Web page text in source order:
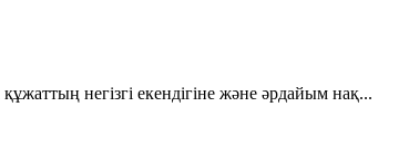
негізгі екендігіне және әрдайым нақ...